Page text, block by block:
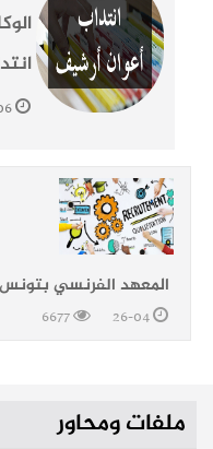
11-06
المعهد الفرنسي
ملفات ومحاور